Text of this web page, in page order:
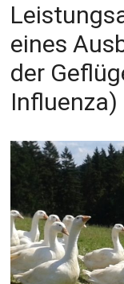
eines
der
Influenza)